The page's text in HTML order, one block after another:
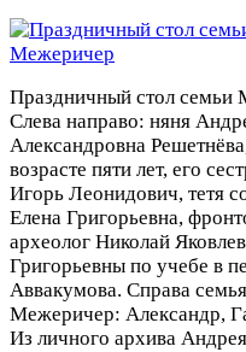
Праздничный стол
Слева направо: няня
Александровна
возрасте пяти лет, его
Игорь Леонидович, тетя
Елена Григорьевна,
археолог Николай
Григорьевны по учебе в
Аввакумова. Справа
Межеричер: Александр,
Из личного архива